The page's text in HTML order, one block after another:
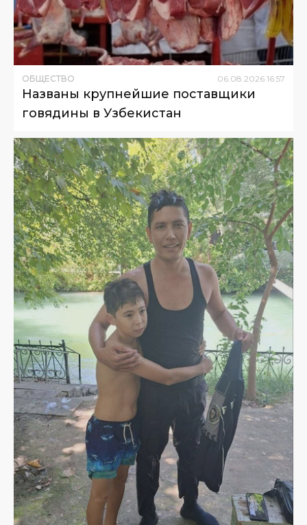
ОБЩЕСТВО 06 08 2026 16:57
Названы крупнейшие поставщики
говядины в Узбекистан